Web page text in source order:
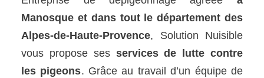
Manosque et dans tout le département des
Alpes-de-Haute-Provence, Solution Nuisible
vous propose ses services de lutte contre
les pigeons. Grâce au travail d’un équipe de